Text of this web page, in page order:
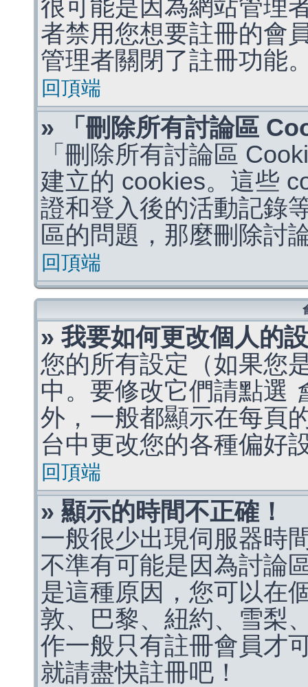
很可能是因為網站管理
者禁用您想要註冊的會
管理者關閉了註冊功能
回頂端
» 「刪除所有討論區
「刪除所有討論區
建立的 cookies。這些
證和登入後的活動記錄
區的問題，那麼刪除討
回頂端
» 我要如何更改個人的
您的所有設定（如果您
中。要修改它們請點選
外，一般都顯示在每頁
台中更改您的各種偏好
回頂端
» 顯示的時間不正確！
一般很少出現伺服器時
不準有可能是因為討論
是這種原因，您可以在
敦、巴黎、紐約、雪梨
作一般只有註冊會員才
就請盡快註冊吧！